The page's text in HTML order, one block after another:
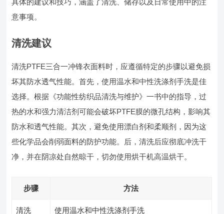
具体的建议和技巧，涵盖了清洗、储存以及日常使用中的注
意事项。
清洗建议
清洗PTFE三合一冲锋衣面料时，应遵循特定的步骤以避免损
坏其防水透气性能。首先，使用温水和中性洗涤剂手洗是佳
选择。根据《功能性纺织品清洗与维护》一书中的指导，过
热的水和强力清洁剂可能会破坏PTFE膜的微孔结构，影响其
防水和透气性能。其次，避免使用漂白剂和柔顺剂，因为这
些化学品会削弱面料的防护功能。后，清洗后应彻底冲洗干
净，并在阴凉处自然晾干，切勿使用烘干机高温烘干。
步骤 方法
清洗 使用温水和中性洗涤剂手洗